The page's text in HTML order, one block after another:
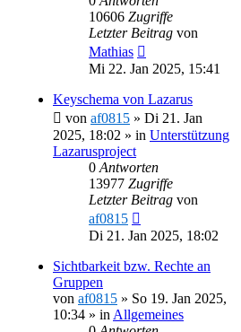
10606 Zugriffe
Letzter Beitrag von
Mathias
Mi 22. Jan 2025, 15:41
Keyschema von Lazarus
von af0815 » Di 21. Jan
2025, 18:02 » in Unterstützung
Lazarusproject
0 Antworten
13977 Zugriffe
Letzter Beitrag von
af0815
Di 21. Jan 2025, 18:02
Sichtbarkeit bzw. Rechte an
Gruppen
von af0815 » So 19. Jan 2025,
10:34 » in Allgemeines